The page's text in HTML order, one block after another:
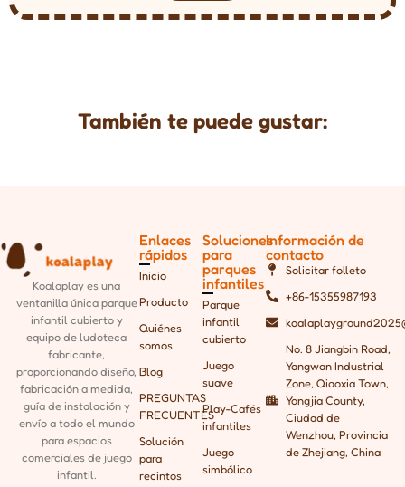
También te puede gustar:
Koalaplay es una
ventanilla única parque
infantil cubierto y
equipo de ludoteca
fabricante,
proporcionandodiseño,
fabricación a medida,
guía de instalación y
envío a todo el mundo
para espacios
comerciales de juego
infantil.
Enlaces
rápidos
Inicio
Producto
Quiénes
somos
Blog
PREGUNTAS
FRECUENTES
Solución
para
recintos
Soluciones
para
parques
infantiles
Parque
infantil
cubierto
Juego
suave
Play-Cafés
infantiles
Juego
simbólico
Información de
contacto
Solicitar folleto
+86-15355987193
No. 8 Jiangbin Road,
Yangwan Industrial
Zone, Qiaoxia Town,
Yongjia County,
Ciudad de
Wenzhou, Provincia
de Zhejiang, China